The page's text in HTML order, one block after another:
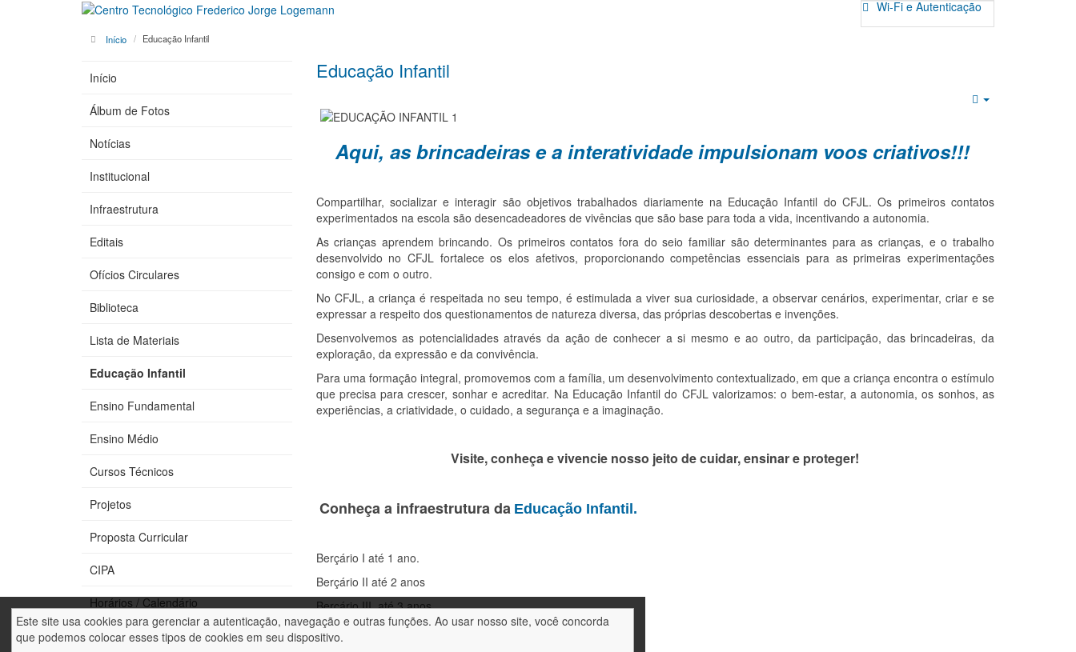
Este site usa cookies para gerenciar a autenticação, navegação e outras funções. Ao usar nosso site, você concorda
que podemos colocar esses tipos de cookies em seu dispositivo.
Wi-Fi e Autenticação
Início Educação Infantil
Educação Infantil
Aqui, as brincadeiras e a interatividade impulsionam voos criativos!!!
Compartilhar, socializar e interagir são objetivos trabalhados diariamente na Educação Infantil do CFJL. Os primeiros contatos
experimentados na escola são desencadeadores de vivências que são base para toda a vida, incentivando a autonomia.
As crianças aprendem brincando. Os primeiros contatos fora do seio familiar são determinantes para as crianças, e o trabalho
desenvolvido no CFJL fortalece os elos afetivos, proporcionando competências essenciais para as primeiras experimentações
consigo e com o outro.
No CFJL, a criança é respeitada no seu tempo, é estimulada a viver sua curiosidade, a observar cenários, experimentar, criar e se
expressar a respeito dos questionamentos de natureza diversa, das próprias descobertas e invenções.
Desenvolvemos as potencialidades através da ação de conhecer a si mesmo e ao outro, da participação, das brincadeiras, da
exploração, da expressão e da convivência.
Para uma formação integral, promovemos com a família, um desenvolvimento contextualizado, em que a criança encontra o estímulo
que precisa para crescer, sonhar e acreditar. Na Educação Infantil do CFJL valorizamos: o bem-estar, a autonomia, os sonhos, as
experiências, a criatividade, o cuidado, a segurança e a imaginação.
Visite, conheça e vivencie nosso jeito de cuidar, ensinar e proteger!
Conheça a infraestrutura da Educação Infantil.
Berçário I até 1 ano.
Berçário II até 2 anos
Berçário III até 3 anos
Maternal I até 4 anos
Início
Álbum de Fotos
Notícias
Institucional
Infraestrutura
Editais
Ofícios Circulares
Biblioteca
Lista de Materiais
Educação Infantil
Ensino Fundamental
Ensino Médio
Cursos Técnicos
Projetos
Proposta Curricular
CIPA
Horários / Calendário
Fale conosco